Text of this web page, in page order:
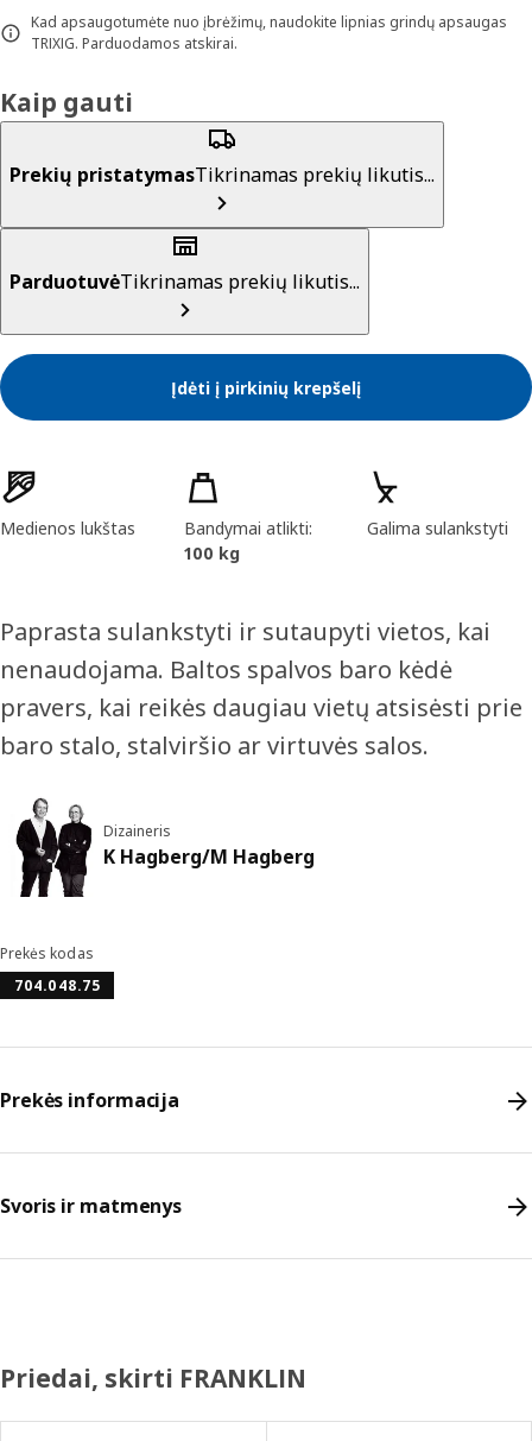
Kad apsaugotumėte nuo įbrėžimų, naudokite lipnias grindų apsaugas
TRIXIG. Parduodamos atskirai.
Kaip gauti
Prekių pristatymasTikrinamas prekių likutis...
ParduotuvėTikrinamas prekių likutis...
Įdėti į pirkinių krepšelį
Prekės savybės
Medienos lukštas
Bandymai atlikti:
100 kg
Galima sulankstyti
Paprasta sulankstyti ir sutaupyti vietos, kai
nenaudojama. Baltos spalvos baro kėdė
pravers, kai reikės daugiau vietų atsisėsti prie
baro stalo, stalviršio ar virtuvės salos.
Dizaineris
K Hagberg/M Hagberg
Prekės kodas
704.048.75
Prekės informacija
Svoris ir matmenys
Priedai, skirti FRANKLIN